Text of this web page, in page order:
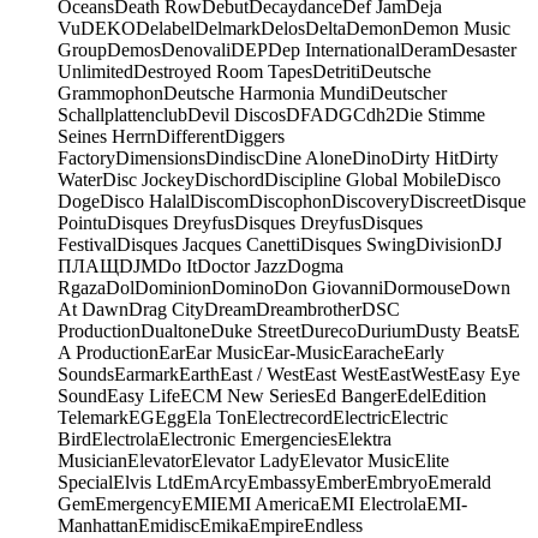
OceansDeath RowDebutDecaydanceDef JamDeja
VuDEKODelabelDelmarkDelosDeltaDemonDemon Music
GroupDemosDenovaliDEPDep InternationalDeramDesaster
UnlimitedDestroyed Room TapesDetritiDeutsche
GrammophonDeutsche Harmonia MundiDeutscher
SchallplattenclubDevil DiscosDFADGCdh2Die Stimme
Seines HerrnDifferentDiggers
FactoryDimensionsDindiscDine AloneDinoDirty HitDirty
WaterDisc JockeyDischordDiscipline Global MobileDisco
DogeDisco HalalDiscomDiscophonDiscoveryDiscreetDisque
PointuDisques DreyfusDisques DreyfusDisques
FestivalDisques Jacques CanettiDisques SwingDivisionDJ
ПЛАЩDJMDo ItDoctor JazzDogma
RgazaDolDominionDominoDon GiovanniDormouseDown
At DawnDrag CityDreamDreambrotherDSC
ProductionDualtoneDuke StreetDurecoDuriumDusty BeatsE
A ProductionEarEar MusicEar-MusicEaracheEarly
SoundsEarmarkEarthEast / WestEast WestEastWestEasy Eye
SoundEasy LifeECM New SeriesEd BangerEdelEdition
TelemarkEGEggEla TonElectrecordElectricElectric
BirdElectrolaElectronic EmergenciesElektra
MusicianElevatorElevator LadyElevator MusicElite
SpecialElvis LtdEmArcyEmbassyEmberEmbryoEmerald
GemEmergencyEMIEMI AmericaEMI ElectrolaEMI-
ManhattanEmidiscEmikaEmpireEndless